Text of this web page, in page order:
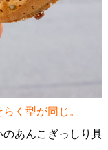
く型が同じ。